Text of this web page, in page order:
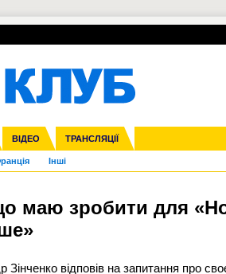
ВІДЕО ТРАНСЛЯЦІЇ
ліга Кубок України Молодіжка
Ліга націй Ліга конференцій
Інші
ЧЄ-2015 (U-21)
УПЛ-ПЕРЕХОДИ
маю зробити для
відповів на запитання про